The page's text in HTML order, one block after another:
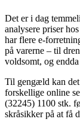
Det er i dag
analysere priser
har flere e-
på varerne – til
voldsomt, og
Til gengæld kan
forskellige online
(32245) 1100 stk.
skråsikker på at få